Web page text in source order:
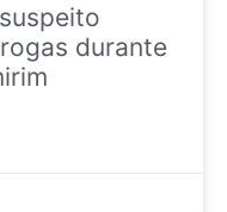
durante